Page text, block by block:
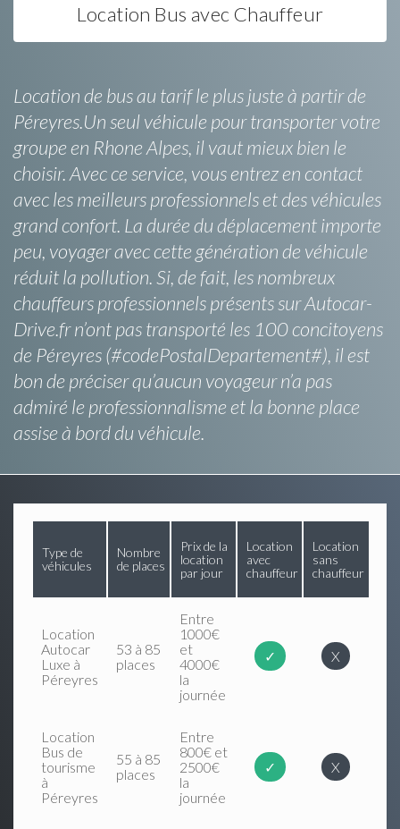
Location Bus avec Chauffeur
Location de bus au tarif le plus juste à partir de
Péreyres.Un seul véhicule pour transporter votre
groupe en Rhone Alpes, il vaut mieux bien le
choisir. Avec ce service, vous entrez en contact
avec les meilleurs professionnels et des véhicules
grand confort. La durée du déplacement importe
peu, voyager avec cette génération de véhicule
réduit la pollution. Si, de fait, les nombreux
chauffeurs professionnels présents sur Autocar-
Drive.fr n’ont pas transporté les 100 concitoyens
de Péreyres (#codePostalDepartement#), il est
bon de préciser qu’aucun voyageur n’a pas
admiré le professionnalisme et la bonne place
assise à bord du véhicule.
Type de
véhicules
Nombre
de places
Prix de la
location
par jour
Location
avec
chauffeur
Location
sans
chauffeur
Location
Autocar
Luxe à
Péreyres
53 à 85
places
Entre
1000€
et
4000€
la
journée
✓ X
Location
Bus de
tourisme
à
Péreyres
55 à 85
places
Entre
800€ et
2500€
la
journée
✓ X